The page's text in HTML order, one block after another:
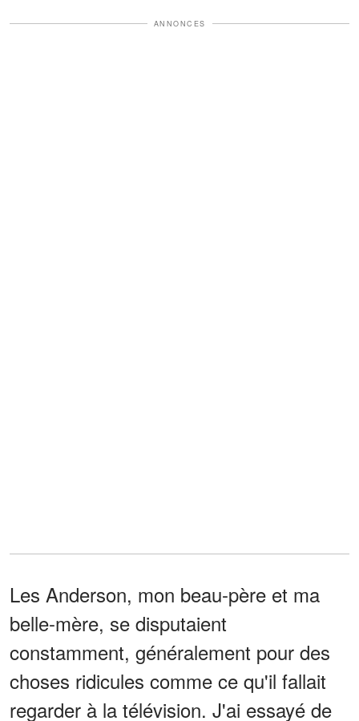
ANNONCES
Les Anderson, mon beau-père et ma
belle-mère, se disputaient
constamment, généralement pour des
choses ridicules comme ce qu'il fallait
regarder à la télévision. J'ai essayé de